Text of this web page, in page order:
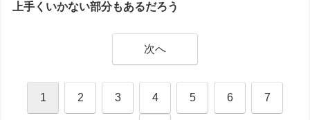
上手くいかない部分もあるだろう
次へ
1 2 3 4 5 6 7